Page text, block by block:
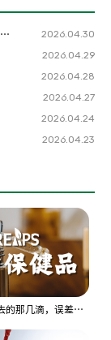
2026.04.30
2026.04.29
2026.04.28
2026.04.27
2026.04.24
2026.04.23
孩子每天吃进去的那几滴，误差不能超过头发丝